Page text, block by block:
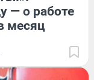
— о работе
месяц